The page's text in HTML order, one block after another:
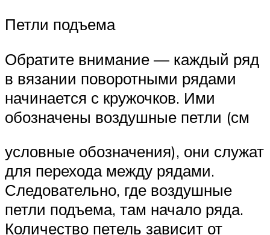
Петли подъема
Обратите внимание — каждый ряд
в вязании поворотными рядами
начинается с кружочков. Ими
обозначены воздушные петли (см
условные обозначения), они служат
для перехода между рядами.
Следовательно, где воздушные
петли подъема, там начало ряда.
Количество петель зависит от